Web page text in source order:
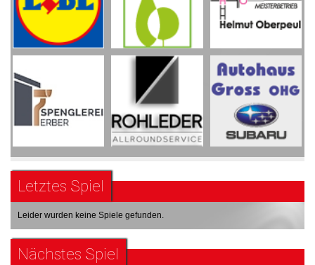
Letztes Spiel
Leider wurden keine Spiele gefunden.
Nächstes Spiel